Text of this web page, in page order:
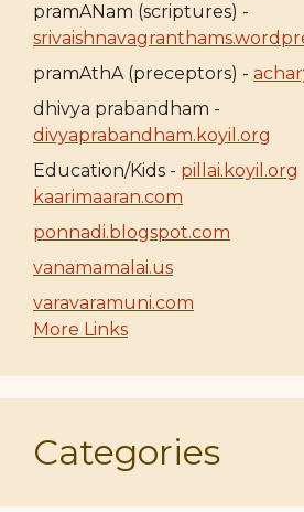
pramANam (scriptures) -
pramAthA (preceptors) -
dhivya prabandham -
divyaprabandham.koyil.org
Education/Kids - pillai.koyil.org
kaarimaaran.com
ponnadi.blogspot.com
vanamamalai.us
varavaramuni.com
More Links
Categories